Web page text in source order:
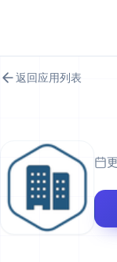
返回应用列表